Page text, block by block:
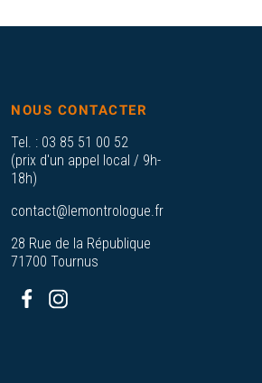
NOUS CONTACTER
Tel. : 03 85 51 00 52
(prix d'un appel local / 9h-
18h)
contact@lemontrologue.fr
28 Rue de la République
71700 Tournus